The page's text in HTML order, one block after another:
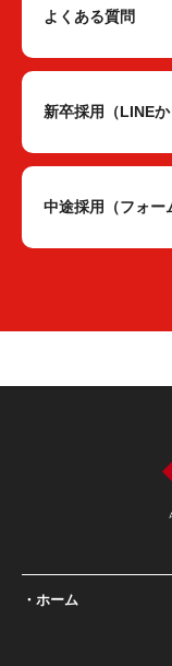
よくある質問
新卒採用（LINEか
中途採用（フォー
ホーム